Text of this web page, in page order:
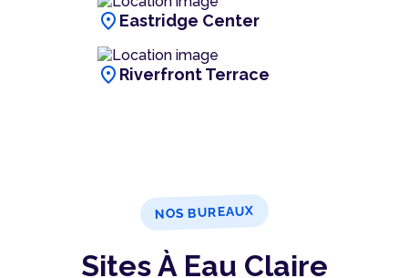
location_on Eastridge Center
location_on Riverfront Terrace
NOS BUREAUX
Sites À Eau Claire